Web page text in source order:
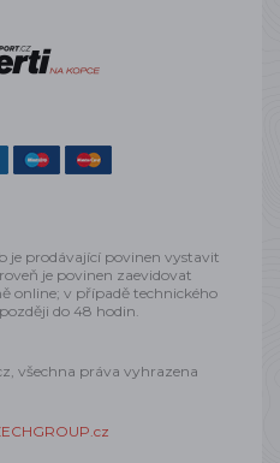
je prodávající povinen vystavit
je povinen zaevidovat
online; v případě technického
do 48 hodin.
všechna práva vyhrazena